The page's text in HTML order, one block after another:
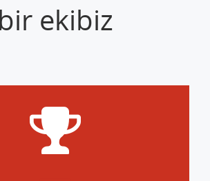
bir ekibiz